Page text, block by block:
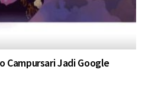
Campursari Jadi Google